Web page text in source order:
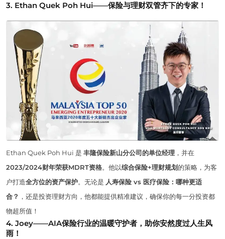
3. Ethan Quek Poh Hui——保险与理财双管齐下的专家！
Ethan Quek Poh Hui 是 丰隆保险新山分公司的单位经理 ，并在
2023/2024财年荣获MDRT资格。他以综合保险+理财规划的策略，为客
户打造全方位的资产保护。无论是 人寿保险 vs 医疗保险：哪种更适
合？ ，还是投资理财方向，他都能提供精准建议，确保你的每一分投资都
物超所值！
4. Joey——AIA保险行业的温暖守护者，助你安然度过人生风
雨！